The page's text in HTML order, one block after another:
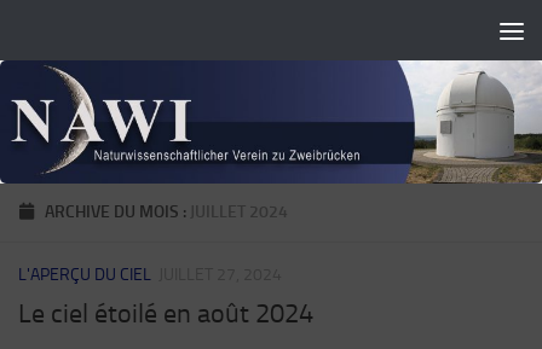
ARCHIVE DU MOIS : JUILLET 2024
L'APERÇU DU CIEL
Le ciel étoilé en août 2024